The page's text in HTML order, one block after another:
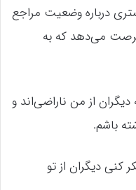
درباره وضعیت مراجع
می‌دهد که به
از من ناراضی‌اند و
باشم.
دیگران از تو